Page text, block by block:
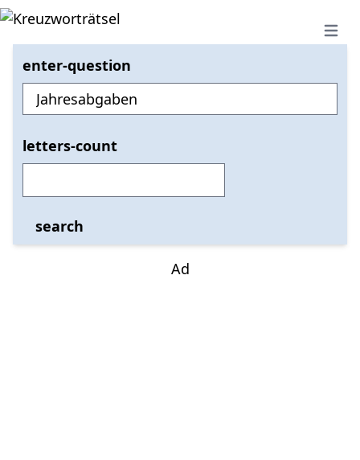
Open
enter-question
letters-count
search
Ad